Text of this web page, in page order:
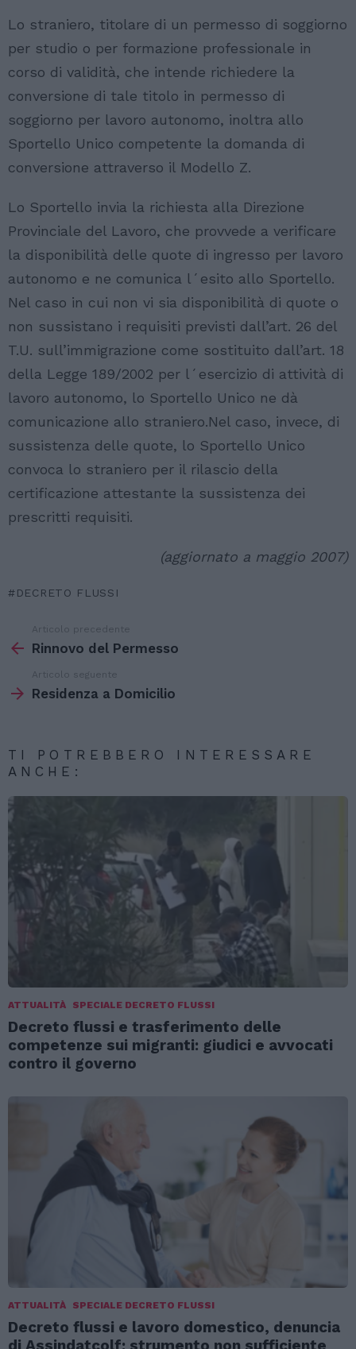
Lo straniero, titolare di un permesso di soggiorno
per studio o per formazione professionale in
corso di validità, che intende richiedere la
conversione di tale titolo in permesso di
soggiorno per lavoro autonomo, inoltra allo
Sportello Unico competente la domanda di
conversione attraverso il Modello Z.
Lo Sportello invia la richiesta alla Direzione
Provinciale del Lavoro, che provvede a verificare
la disponibilità delle quote di ingresso per lavoro
autonomo e ne comunica l´esito allo Sportello.
Nel caso in cui non vi sia disponibilità di quote o
non sussistano i requisiti previsti dall’art. 26 del
T.U. sull’immigrazione come sostituito dall’art. 18
della Legge 189/2002 per l´esercizio di attività di
lavoro autonomo, lo Sportello Unico ne dà
comunicazione allo straniero.Nel caso, invece, di
sussistenza delle quote, lo Sportello Unico
convoca lo straniero per il rilascio della
certificazione attestante la sussistenza dei
prescritti requisiti.
(aggiornato a maggio 2007)
DECRETO FLUSSI
di
Articolo precedente
Rinnovo del Permesso
Articolo seguente
Residenza a Domicilio
TI POTREBBERO INTERESSARE
ANCHE:
ATTUALITÀ SPECIALE DECRETO FLUSSI
Decreto flussi e trasferimento delle
competenze sui migranti: giudici e avvocati
contro il governo
ATTUALITÀ SPECIALE DECRETO FLUSSI
Decreto flussi e lavoro domestico, denuncia